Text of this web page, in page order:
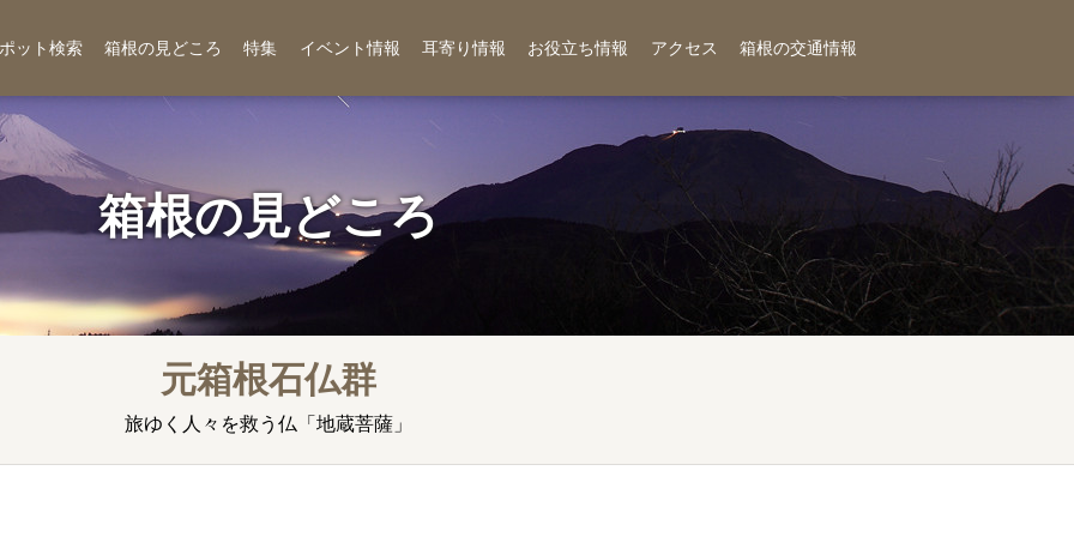
ット検索 箱根の見どころ 特集 イベント情報 耳寄り情報 お役立ち情報 アクセス 箱根の交通情報
箱根の見どころ
元箱根石仏群
旅ゆく人々を救う仏「地蔵菩薩」